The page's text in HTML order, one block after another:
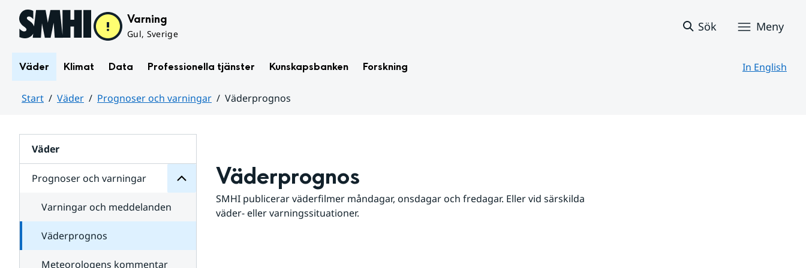
Hoppa till sidans innehåll Varning
Gul, Sverige
Sök Meny
Väder Klimat Data Professionella tjänster Kunskapsbanken Forskning In English
Start Väder Prognoser och varningar
Väderprognos
Väder
Prognoser och varningar
för
varningar
Varningar och meddelanden
Väderprognos
Meteorologens kommentar
Väderprognos
SMHI publicerar väderfilmer måndagar, onsdagar och fredagar. Eller vid särskilda
väder- eller varningssituationer.